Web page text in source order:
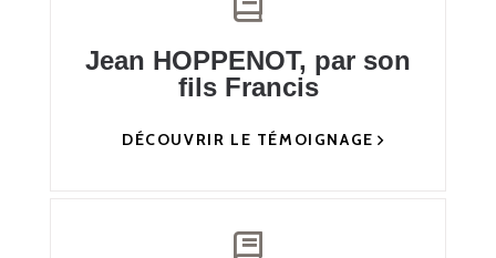
Jean HOPPENOT, par son
fils Francis
DÉCOUVRIR LE TÉMOIGNAGE